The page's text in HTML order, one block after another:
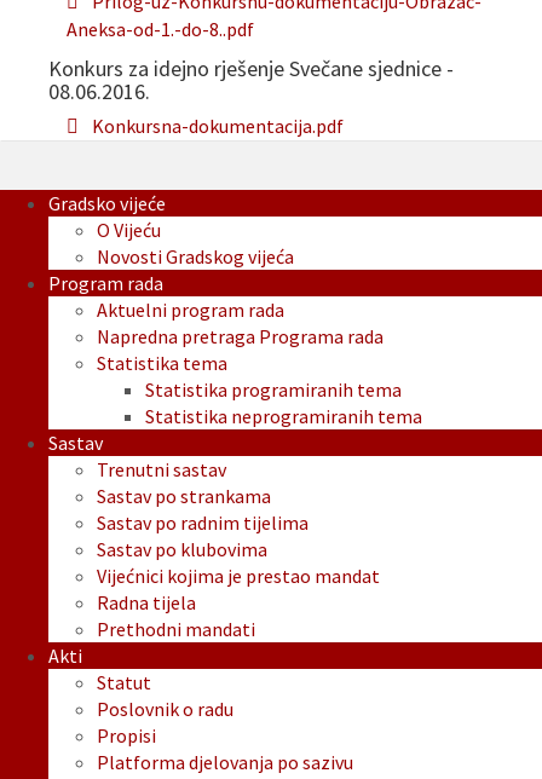
Aneksa-od-1.-do-8..pdf
Konkurs za idejno rješenje Svečane sjednice -
08.06.2016.
Konkursna-dokumentacija.pdf
Gradsko vijeće
O Vijeću
Novosti Gradskog vijeća
Program rada
Aktuelni program rada
Napredna pretraga Programa rada
Statistika tema
Statistika programiranih tema
Statistika neprogramiranih tema
Sastav
Trenutni sastav
Sastav po strankama
Sastav po radnim tijelima
Sastav po klubovima
Vijećnici kojima je prestao mandat
Radna tijela
Prethodni mandati
Akti
Statut
Poslovnik o radu
Propisi
Platforma djelovanja po sazivu